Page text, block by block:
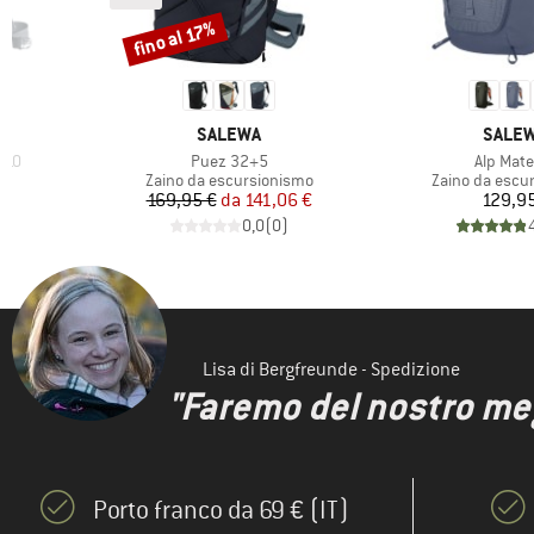
MARCHIO
SALEWA
Articolo
Puez 32+5
Gruppo di prodotti
Zaino da escursionismo
Prezzo
169,95 € Prezzo ridotto
da 141,06 €
0,0(0)
Sconto
fino al 17%
Articolo
Alp
Gruppo di
Zaino da
Lisa di Bergfreunde - Spedizione
"Faremo del nostro
Porto franco da 69 € (IT)